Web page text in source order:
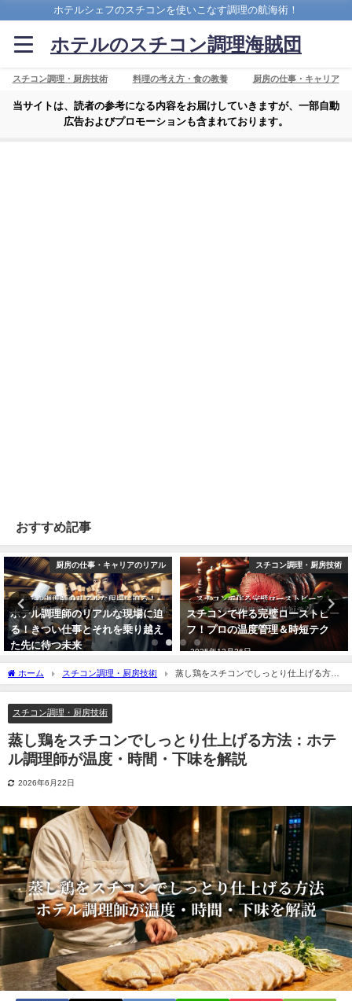
ホテルシェフのスチコンを使いこなす調理の航海術！
ホテルのスチコン調理海賊団
スチコン調理・厨房技術 料理の考え方・食の教養 厨房の仕事・キャリア
当サイトは、読者の参考になる内容をお届けしていきますが、一部自動
広告およびプロモーションも含まれております。
おすすめ記事
厨房の仕事・キャリアのリアル
ホテル調理師のリアルな現場に迫
る！きつい仕事とそれを乗り越え
た先に待つ未来
スチコン調理・厨房技術
スチコンで作る完璧ローストビー
フ！プロの温度管理＆時短テク
2025年12月26日
ホーム スチコン調理・厨房技術
蒸し鶏をスチコンでしっとり仕上げる方
法：ホテル調理師が温度・時間・下味を解説
スチコン調理・厨房技術
蒸し鶏をスチコンでしっとり仕上げる方法：ホテ
ル調理師が温度・時間・下味を解説
2026年6月22日